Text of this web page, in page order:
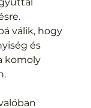
válik, hogy
és
komoly